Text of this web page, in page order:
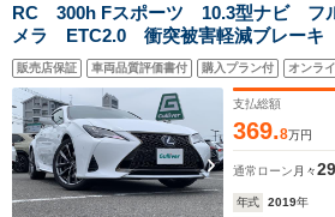
RC 300h Fスポーツ 10.3型ナビ フ
メラ ETC2.0 衝突被害軽減ブレーキ
シスト クリアランスソナー アダプテ
ントロール ブラインドスポットモニ
ト LED スマートキー
販売店保証 車両品質評価書付 購入プラン付 オンラ
支払総額
369.8万円
通常ローン 月々
年式 2019年